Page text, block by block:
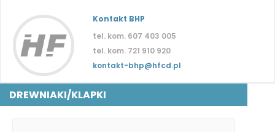
Kontakt BHP
tel. kom. 607 403 005
tel. kom. 721 910 920
kontakt-bhp@hfcd.pl
DREWNIAKI/KLAPKI